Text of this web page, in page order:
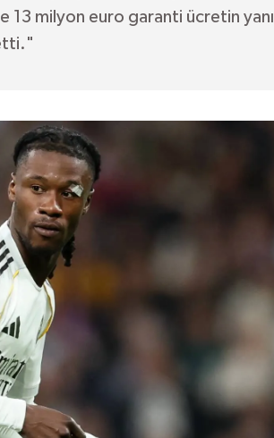
milyon euro garanti ücretin yanı